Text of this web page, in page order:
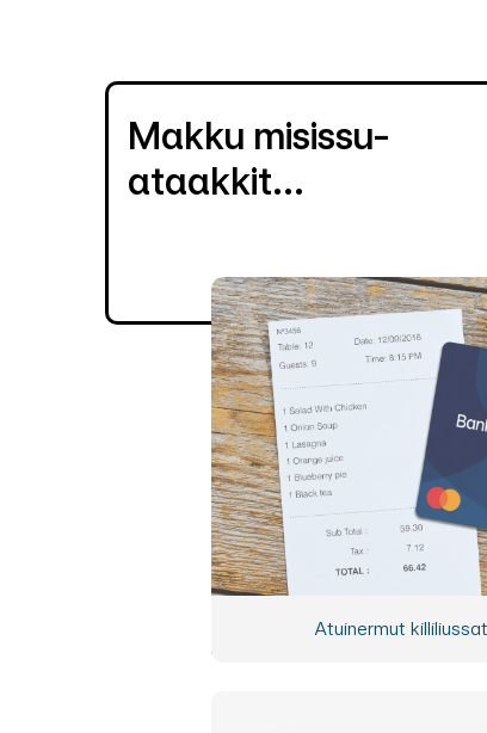
Makku misissu-
ataakkit...
Atuinermut killiliussat